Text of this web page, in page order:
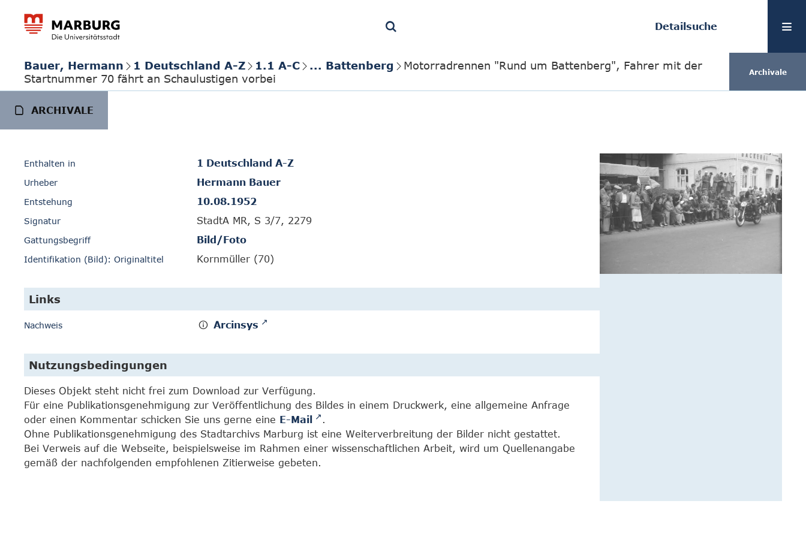
Detailsuche
Bauer, Hermann 1 Deutschland A-Z 1.1 A-C ... Battenberg
Motorradrennen "Rund um Battenberg", Fahrer mit der
Startnummer 70 fährt an Schaulustigen vorbei
Archivale
ARCHIVALE
Enthalten in 1 Deutschland A-Z
Urheber Hermann Bauer
Entstehung 10.08.1952
Signatur StadtA MR, S 3/7, 2279
Gattungsbegriff Bild/Foto
Identifikation (Bild): Originaltitel Kornmüller (70)
Links
Nachweis Arcinsys
Nutzungsbedingungen
Dieses Objekt steht nicht frei zum Download zur Verfügung.
Für eine Publikationsgenehmigung zur Veröffentlichung des Bildes in einem Druckwerk, eine allgemeine Anfrage
oder einen Kommentar schicken Sie uns gerne eine E-Mail
.
Ohne Publikationsgenehmigung des Stadtarchivs Marburg ist eine Weiterverbreitung der Bilder nicht gestattet.
Bei Verweis auf die Webseite, beispielsweise im Rahmen einer wissenschaftlichen Arbeit, wird um Quellenangabe
gemäß der nachfolgenden empfohlenen Zitierweise gebeten.